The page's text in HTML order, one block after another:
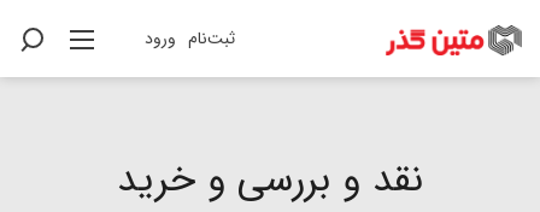
ثبت‌نام ورود
نقد و بررسی و خرید